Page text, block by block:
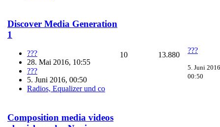
Discover Media Generation
1
???
28. Mai 2016, 10:55
???
5. Juni 2016, 00:50
Radios, Equalizer und co
10 13.880
???
5. Juni
00:50
Composition media videos